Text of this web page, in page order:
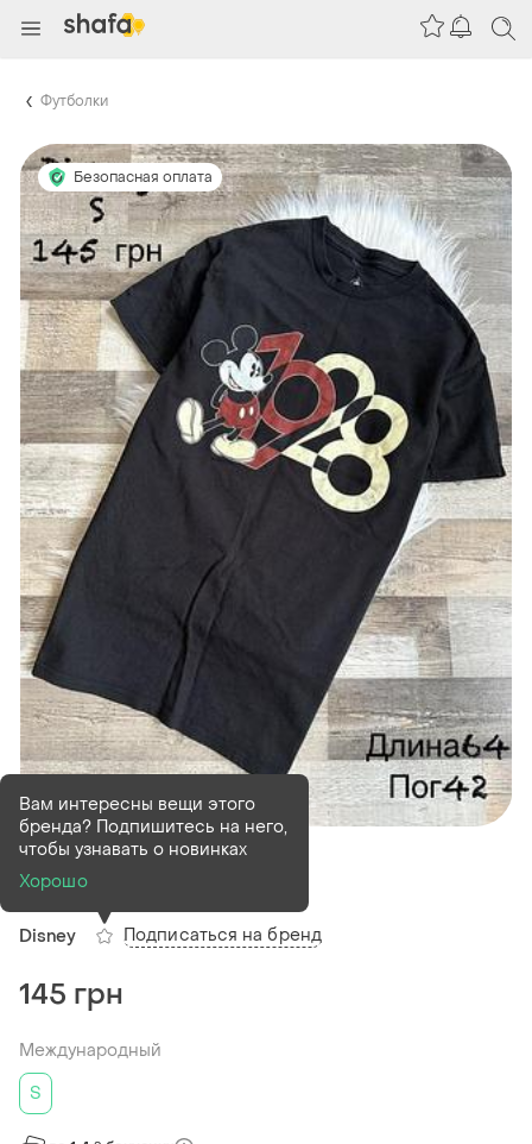
Футболки
Безопасная оплата
В наличии 1 шт
Жіноча футболка s
Disney
Вам интересны вещи этого
бренда? Подпишитесь на него,
чтобы узнавать о новинках
Хорошо
Подписаться на бренд
145 грн
Международный
S